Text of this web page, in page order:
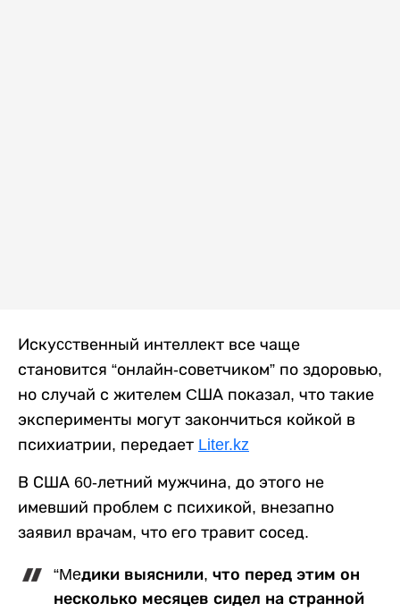
Искуccтвенный интеллект все чаще
становится “онлайн-советчиком” по здоровью,
но случай с жителем CША показал, что такие
эксперименты могут закончиться койкой в
психиатрии, передает Liter.kz
В США 60-летний мужчина, до этого не
имевший проблем с психикой, внезапно
заявил врачам, что его травит сосед.
“Meдики выяснили, что перед этим он
несколько месяцев сидел на странной